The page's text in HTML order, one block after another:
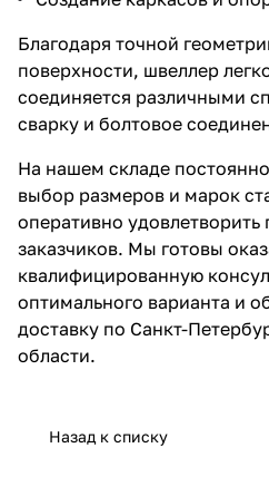
Благодаря точной
поверхности, швеллер
соединяется различными
сварку и болтовое
На нашем складе
выбор размеров и марок
оперативно удовлетворить
заказчиков. Мы готовы
квалифицированную
оптимального варианта и
доставку по Санкт-
области.
Назад к списку